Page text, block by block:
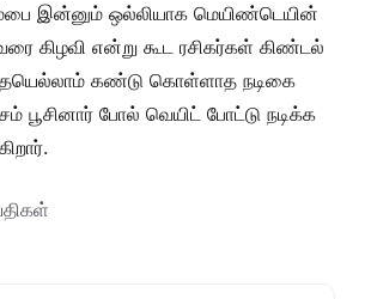
இன்னும் ஒல்லியாக மெயிண்டெயின்
கிழவி என்று கூட ரசிகர்கள் கிண்டல்
கண்டு கொள்ளாத நடிகை
பூசினார் போல் வெயிட் போட்டு நடிக்க